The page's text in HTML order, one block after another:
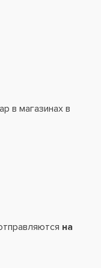
в магазинах в
на